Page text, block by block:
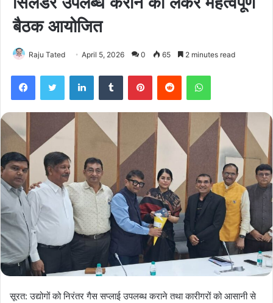
बैठक आयोजित
Raju Tated April 5, 2026 0 65 2 minutes read
FacebookTwitter LinkedInTumblr PinterestReddit WhatsApp
सूरत: उद्योगों को निरंतर गैस सप्लाई उपलब्ध कराने तथा कारीगरों को आसानी से